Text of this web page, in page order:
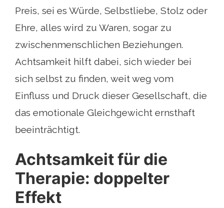
Preis, sei es Würde, Selbstliebe, Stolz oder
Ehre, alles wird zu Waren, sogar zu
zwischenmenschlichen Beziehungen.
Achtsamkeit hilft dabei, sich wieder bei
sich selbst zu finden, weit weg vom
Einfluss und Druck dieser Gesellschaft, die
das emotionale Gleichgewicht ernsthaft
beeinträchtigt.
Achtsamkeit für die
Therapie: doppelter
Effekt